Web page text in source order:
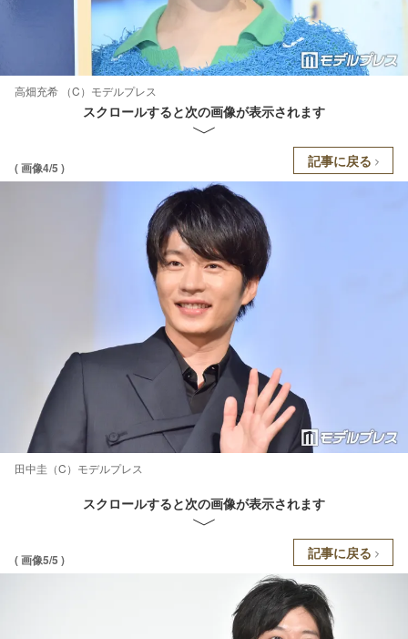
高畑充希 （C）モデルプレス
スクロールすると次の画像が表示されます
( 画像4/5 ) 記事に戻る
田中圭（C）モデルプレス
スクロールすると次の画像が表示されます
( 画像5/5 ) 記事に戻る